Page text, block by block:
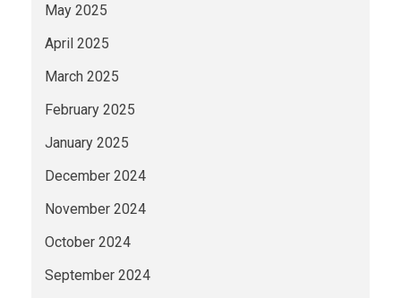
May 2025
April 2025
March 2025
February 2025
January 2025
December 2024
November 2024
October 2024
September 2024